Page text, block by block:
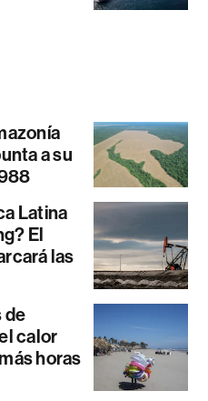
a su
Latina
El
las
de
calor
horas